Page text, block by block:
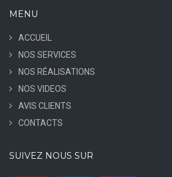
MENU
ACCUEIL
NOS SERVICES
NOS RÉALISATIONS
NOS VIDEOS
AVIS CLIENTS
CONTACTS
SUIVEZ NOUS SUR